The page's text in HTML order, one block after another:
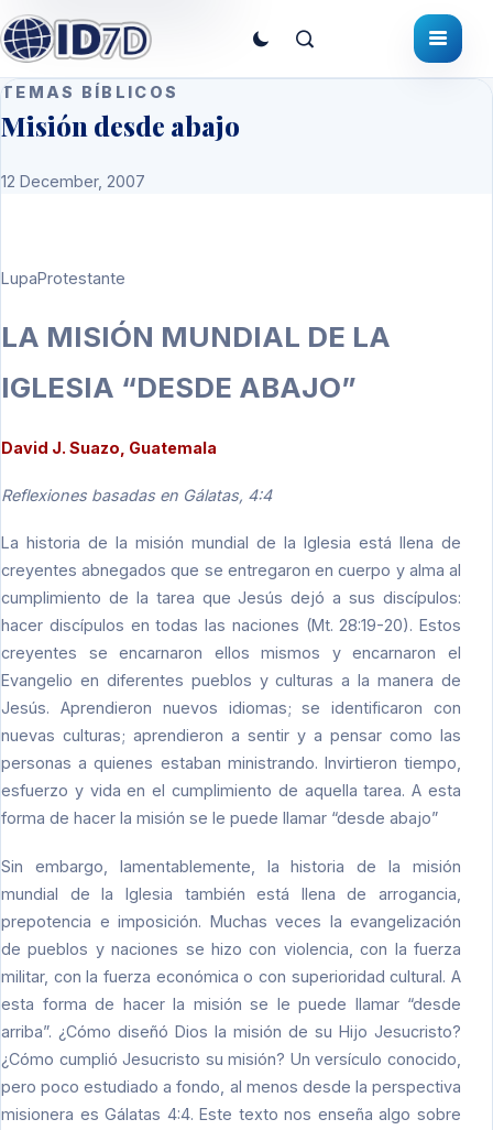
TEMAS BÍBLICOS
Misión desde abajo
12 December, 2007
LupaProtestante
LA MISIÓN MUNDIAL DE LA
IGLESIA “DESDE ABAJO”
David J. Suazo, Guatemala
Reflexiones basadas en Gálatas, 4:4
La historia de la misión mundial de la Iglesia está llena de
creyentes abnegados que se entregaron en cuerpo y alma al
cumplimiento de la tarea que Jesús dejó a sus discípulos:
hacer discípulos en todas las naciones (Mt. 28:19-20). Estos
creyentes se encarnaron ellos mismos y encarnaron el
Evangelio en diferentes pueblos y culturas a la manera de
Jesús. Aprendieron nuevos idiomas; se identificaron con
nuevas culturas; aprendieron a sentir y a pensar como las
personas a quienes estaban ministrando. Invirtieron tiempo,
esfuerzo y vida en el cumplimiento de aquella tarea. A esta
forma de hacer la misión se le puede llamar “desde abajo”
Sin embargo, lamentablemente, la historia de la misión
mundial de la Iglesia también está llena de arrogancia,
prepotencia e imposición. Muchas veces la evangelización
de pueblos y naciones se hizo con violencia, con la fuerza
militar, con la fuerza económica o con superioridad cultural. A
esta forma de hacer la misión se le puede llamar “desde
arriba”. ¿Cómo diseñó Dios la misión de su Hijo Jesucristo?
¿Cómo cumplió Jesucristo su misión? Un versículo conocido,
pero poco estudiado a fondo, al menos desde la perspectiva
misionera es Gálatas 4:4. Este texto nos enseña algo sobre